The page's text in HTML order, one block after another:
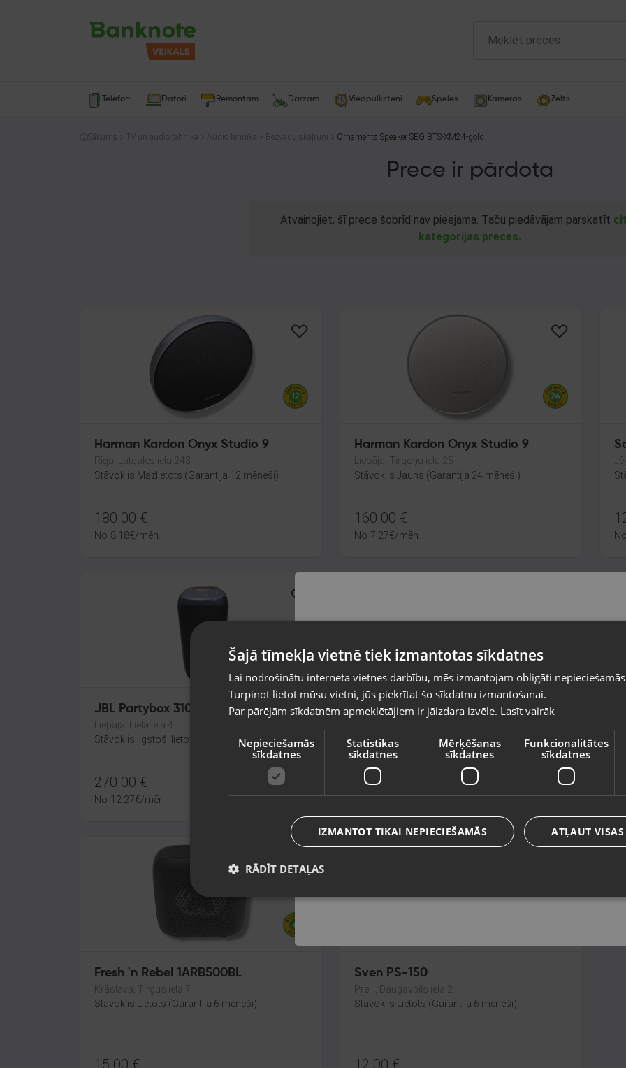
Telefoni Datori Remontam Dārzam Viedpulksteņi Spēles Kameras Zelts
Sākums TV un audio tehnika Audio tehnika Bezvadu skaļruņi Ornaments Speaker SEG BTS-XM24-gold
Prece ir pārdota
Atvainojiet, šī prece šobrīd nav pieejama. Taču piedāvājam parskatīt
kategorijas preces.
Harman Kardon Onyx Studio 9
Rīga, Latgales iela 243
Stāvoklis Mazlietots (Garantija 12 mēneši)
180.00 €
No 8.18€/mēn.
Harman Kardon Onyx Studio 9
Liepāja, Tirgoņu iela 25
Stāvoklis Jauns (Garantija 24 mēneši)
160.00 €
No 7.27€/mēn. No
JBL Partybox 310
Liepāja, Lielā iela 4
Stāvoklis Ilgstoši lietots (Garantija 14 dienas)
270.00 €
No 12.27€/mēn.
JBL Charge 5
Stāvoklis Lietots (Garantija 6 mēneši)
75.00
No 3.41€/mēn.
Fresh 'n Rebel 1ARB500BL
Krāslava, Tirgus iela 7
Stāvoklis Lietots (Garantija 6 mēneši)
15.00 €
Sven PS-150
Preiļi, Daugavpils iela 2
Stāvoklis Lietots (Garantija 6 mēneši)
12.00 €
valsti
Vietnes saturs būs attēlots izvēlētajā valodā
Valsts
Valoda
Latviešu / Latvian
Šajā tīmekļa vietnē tiek izmantotas sīkdatnes
Lai nodrošinātu interneta vietnes darbību, mēs izmantojam obligāti
Turpinot lietot mūsu vietni, jūs piekrītat šo sīkdatņu izmantošanai.
Par pārējām sīkdatnēm apmeklētājiem ir jāizdara izvēle. Lasīt vairāk
Nepieciešamās
sīkdatnes
Statistikas
sīkdatnes
Mērķēšanas
sīkdatnes
Funkcionalitātes
sīkdatnes
ATĻAUT
IZMANTOT TIKAI NEPIECIEŠAMĀS
RĀDĪT DETAĻAS